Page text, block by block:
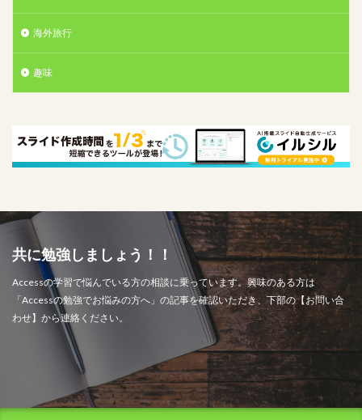
海外旅行
趣味
共に勉強しましょう！！
Accessの学習で悩んでいる方の相談に乗っています。興味のある方は
「Accessの勉強でお悩みの方へ」の記事を確認いただき、下部の【お問い合
わせ】から連絡ください。